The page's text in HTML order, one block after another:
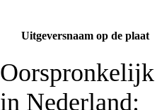
Uitgeversnaam op de plaat
Oorspronkelijk
in Nederland: